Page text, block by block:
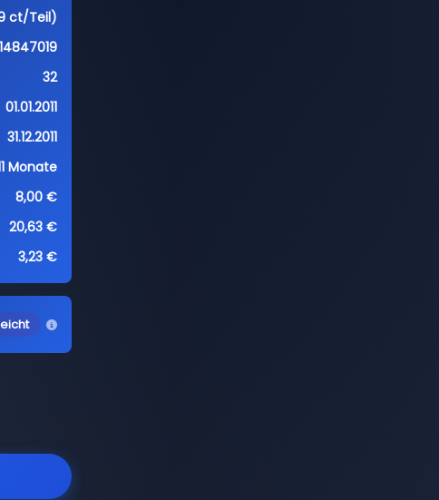
ct/Teil)
32
01.01.2011
31.12.2011
Monate
8,00 €
20,63 €
3,23 €